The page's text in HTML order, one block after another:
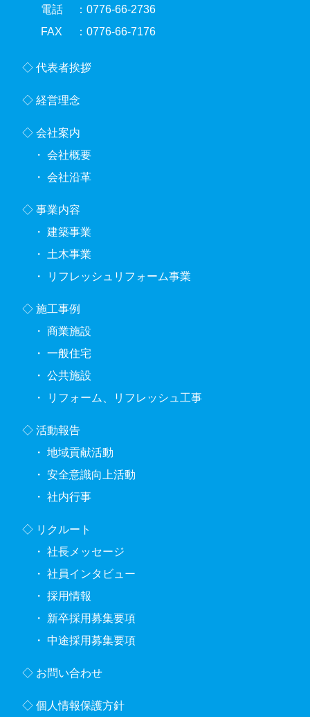
電話
0776-66-2736
FAX
0776-66-7176
代表者挨拶
経営理念
会社案内
会社概要
会社沿革
事業内容
建築事業
土木事業
リフレッシュリフォーム事業
施工事例
商業施設
一般住宅
公共施設
リフォーム、リフレッシュ工事
活動報告
地域貢献活動
安全意識向上活動
社内行事
リクルート
社長メッセージ
社員インタビュー
採用情報
新卒採用募集要項
中途採用募集要項
お問い合わせ
個人情報保護方針